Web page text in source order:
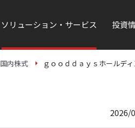
ソリューション・サービス 投資
国内株式 ｇｏｏｄｄａｙｓホールデ
2026/